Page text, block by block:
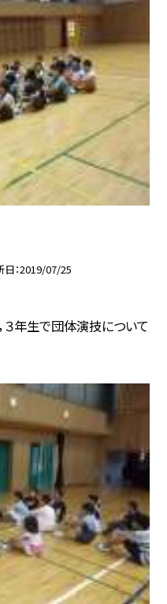
日 2019/07/25
３年生で団体演技について